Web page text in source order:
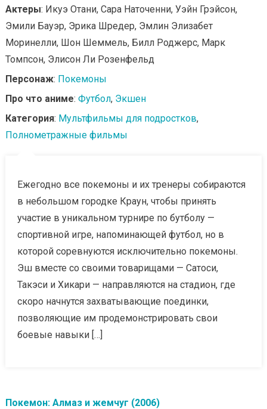
Актеры: Икуэ Отани, Сара Наточенни, Уэйн Грэйсон,
Эмили Бауэр, Эрика Шредер, Эмлин Элизабет
Моринелли, Шон Шеммель, Билл Роджерс, Марк
Томпсон, Элисон Ли Розенфельд
Персонаж: Покемоны
Про что аниме: Футбол, Экшен
Категория: Мультфильмы для подростков,
Полнометражные фильмы
Ежегодно все покемоны и их тренеры собираются
в небольшом городке Краун, чтобы принять
участие в уникальном турнире по бутболу —
спортивной игре, напоминающей футбол, но в
которой соревнуются исключительно покемоны.
Эш вместе со своими товарищами — Сатоси,
Такэси и Хикари — направляются на стадион, где
скоро начнутся захватывающие поединки,
позволяющие им продемонстрировать свои
боевые навыки […]
Покемон: Алмаз и жемчуг (2006)